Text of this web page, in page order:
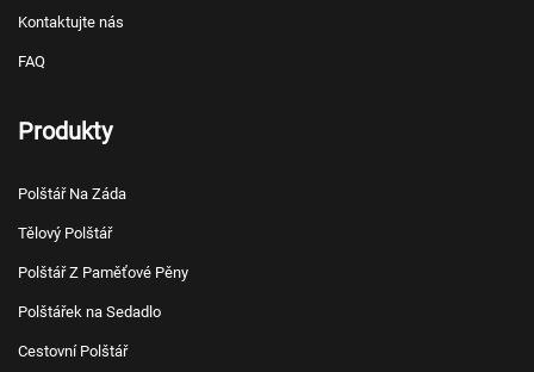
Kontaktujte nás
FAQ
Produkty
Polštář Na Záda
Tělový Polštář
Polštář Z Paměťové Pěny
Polštářek na Sedadlo
Cestovní Polštář